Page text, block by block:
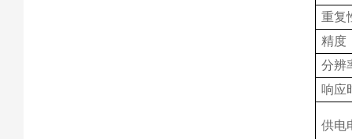
重复
精度
分辨
响应
供电